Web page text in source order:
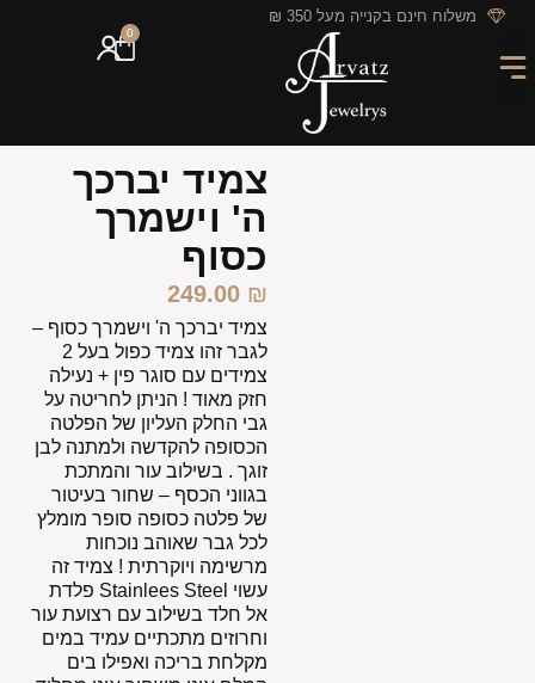
לתוכן משלוח חינם בקנייה מעל 350 ₪
0
צמיד יברכך
ה' וישמרך
כסוף
249.00 ₪
צמיד יברכך ה' וישמרך כסוף –
לגבר זהו צמיד כפול בעל 2
צמידים עם סוגר פין + נעילה
חזק מאוד ! הניתן לחריטה על
גבי החלק העליון של הפלטה
הכסופה להקדשה ולמתנה לבן
זוגך . בשילוב עור והמתכת
בגווני הכסף – שחור בעיטור
של פלטה כסופה סופר מומלץ
לכל גבר שאוהב נוכחות
מרשימה ויוקרתית ! צמיד זה
עשוי Stainlees Steel פלדת
אל חלד בשילוב עם רצועת עור
וחרוזים מתכתיים עמיד במים
מקלחת בריכה ואפילו בים